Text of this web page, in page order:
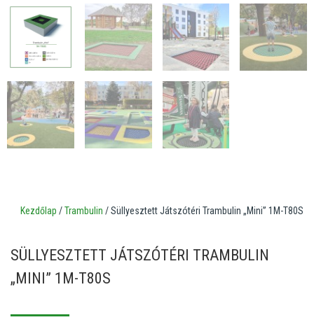
Kezdőlap /Trambulin / Süllyesztett Játszótéri Trambulin „Mini” 1M-T80S
SÜLLYESZTETT JÁTSZÓTÉRI TRAMBULIN
„MINI” 1M-T80S